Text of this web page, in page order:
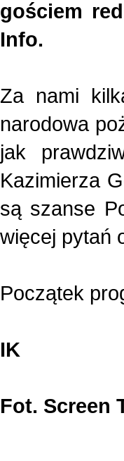
gościem
Info.
Za nami
narodowa
jak
Kazimierza
są szanse
więcej pytań
Początek
IK
Fot. Screen